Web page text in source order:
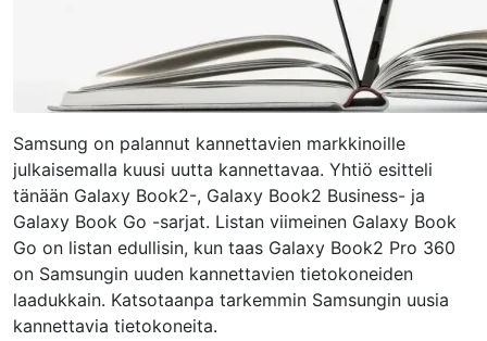
Samsung on palannut kannettavien markkinoille
julkaisemalla kuusi uutta kannettavaa. Yhtiö esitteli
tänään Galaxy Book2-, Galaxy Book2 Business- ja
Galaxy Book Go -sarjat. Listan viimeinen Galaxy Book
Go on listan edullisin, kun taas Galaxy Book2 Pro 360
on Samsungin uuden kannettavien tietokoneiden
laadukkain. Katsotaanpa tarkemmin Samsungin uusia
kannettavia tietokoneita.